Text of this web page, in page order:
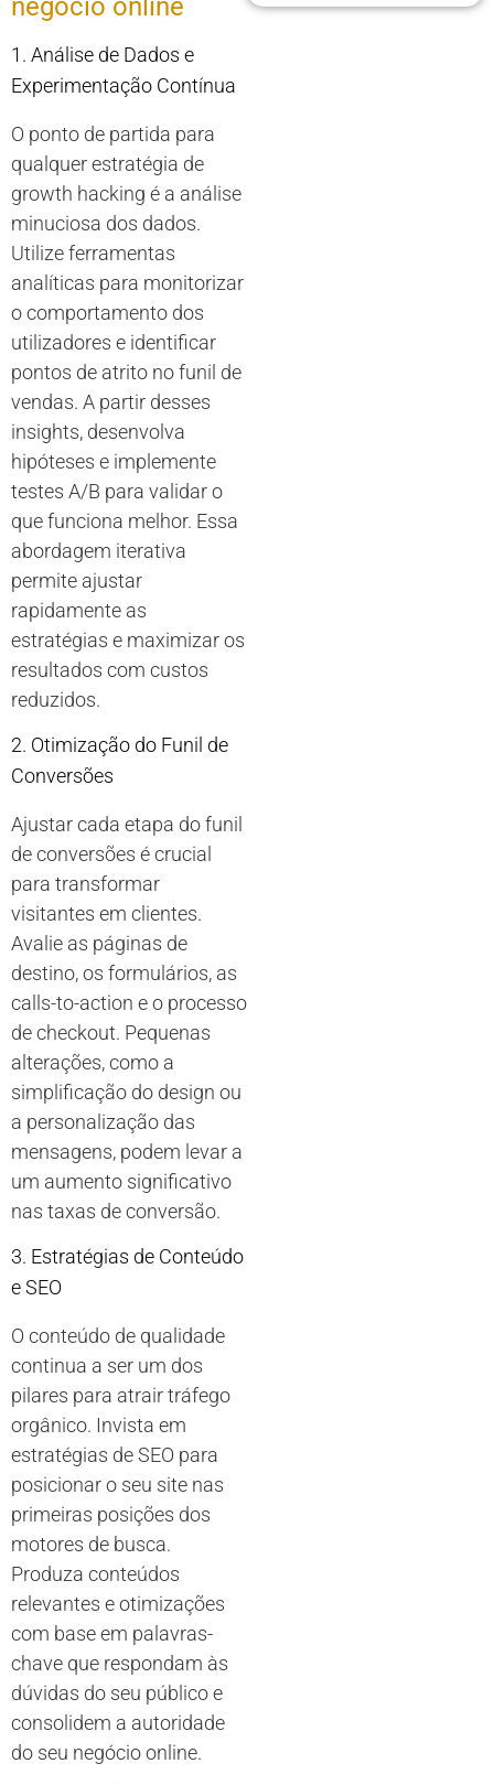
negócio online
1. Análise de Dados e
Experimentação Contínua
O ponto de partida para
qualquer estratégia de
growth hacking é a análise
minuciosa dos dados.
Utilize ferramentas
analíticas para monitorizar
o comportamento dos
utilizadores e identificar
pontos de atrito no funil de
vendas. A partir desses
insights, desenvolva
hipóteses e implemente
testes A/B para validar o
que funciona melhor. Essa
abordagem iterativa
permite ajustar
rapidamente as
estratégias e maximizar os
resultados com custos
reduzidos.
2. Otimização do Funil de
Conversões
Ajustar cada etapa do funil
de conversões é crucial
para transformar
visitantes em clientes.
Avalie as páginas de
destino, os formulários, as
calls-to-action e o processo
de checkout. Pequenas
alterações, como a
simplificação do design ou
a personalização das
mensagens, podem levar a
um aumento significativo
nas taxas de conversão.
3. Estratégias de Conteúdo
e SEO
O conteúdo de qualidade
continua a ser um dos
pilares para atrair tráfego
orgânico. Invista em
estratégias de SEO para
posicionar o seu site nas
primeiras posições dos
motores de busca.
Produza conteúdos
relevantes e otimizações
com base em palavras-
chave que respondam às
dúvidas do seu público e
consolidem a autoridade
do seu negócio online.